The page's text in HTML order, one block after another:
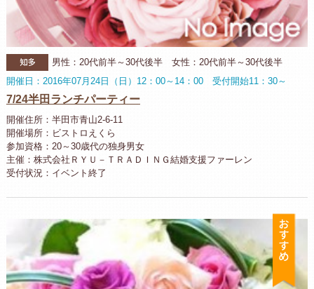
知多
男性：20代前半～30代後半 女性：20代前半～30代後半
開催日：2016年07月24日（日）12：00～14：00 受付開始11：30～
7/24半田ランチパーティー
開催住所：半田市青山2-6-11
開催場所：ビストロえくら
参加資格：20～30歳代の独身男女
主催：株式会社ＲＹＵ－ＴＲＡＤＩＮＧ結婚支援ファーレン
受付状況：イベント終了
お